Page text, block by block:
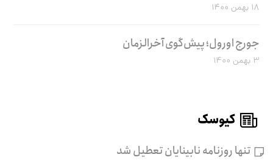
۱۸ بهمن ۱۴۰۰
جورج اورول؛ پیش‌گوی آخرالزمان
۳ بهمن ۱۴۰۰
کیوسک
تنها روزنامه نابینایان تعطیل شد